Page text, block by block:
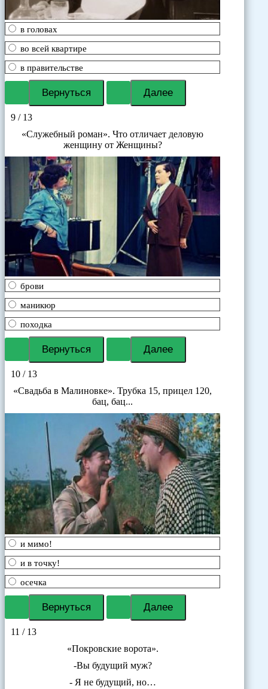
в головах
во всей квартире
в правительстве
9 / 13
«Служебный роман». Что отличает деловую
женщину от Женщины?
брови
маникюр
походка
10 / 13
«Свадьба в Малиновке». Трубка 15, прицел 120,
бац, бац...
и мимо!
и в точку!
осечка
11 / 13
«Покровские ворота».
-Вы будущий муж?
- Я не будущий, но…